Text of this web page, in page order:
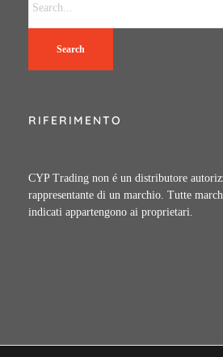
Search
RIFERIMENTO
CYP Trading non é un distributore
rappresentante di un marchio. Tutte
indicati appartengono ai proprietari.